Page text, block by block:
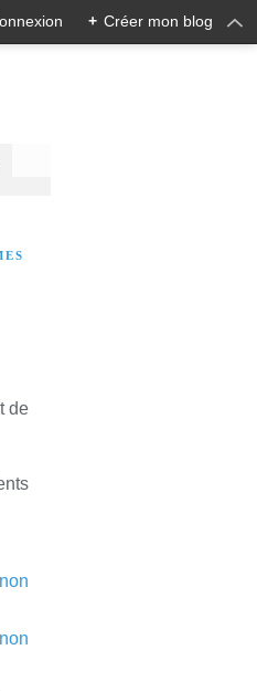
+ Créer mon blog
de